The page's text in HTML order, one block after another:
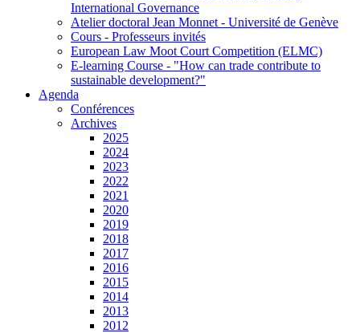
International Governance
Atelier doctoral Jean Monnet - Université de Genève
Cours - Professeurs invités
European Law Moot Court Competition (ELMC)
E-learning Course - "How can trade contribute to
sustainable development?"
Agenda
Conférences
Archives
2025
2024
2023
2022
2021
2020
2019
2018
2017
2016
2015
2014
2013
2012